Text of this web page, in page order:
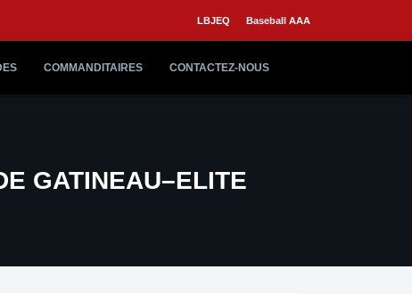
LBJEQ Baseball AAA
COMMANDITAIRES CONTACTEZ-NOUS
GATINEAU–ELITE